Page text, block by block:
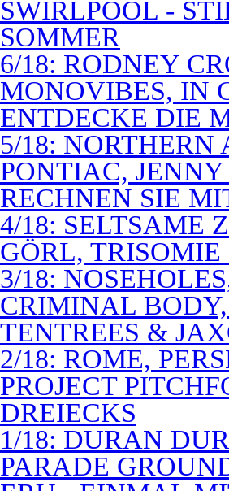
SWIRLPOOL -
SOMMER
6/18: RODNEY
MONOVIBES, IN
ENTDECKE DIE
5/18:
PONTIAC,
RECHNEN SIE
4/18: SELTSAME
GÖRL,
3/18:
CRIMINAL
TENTREES &
2/18: ROME,
PROJECT
DREIECKS
1/18: DURAN
PARADE